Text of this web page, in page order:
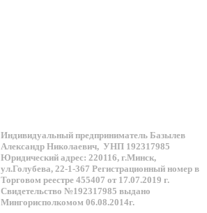
Индивидуальный предприниматель Базылев
Александр Николаевич, УНП 192317985
Юридический адрес: 220116, г.Минск,
ул.Голубева, 22-1-367 Регистрационный номер в
Торговом реестре 455407 от 17.07.2019 г.
Свидетельство №192317985 выдано
Мингорисполкомом 06.08.2014г.